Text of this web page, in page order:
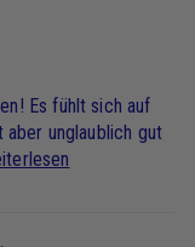
Es fühlt sich auf
unglaublich gut